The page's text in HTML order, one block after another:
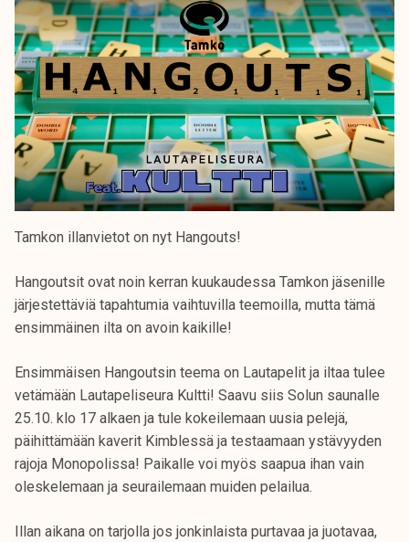
Tamkon illanvietot on nyt Hangouts!
Hangoutsit ovat noin kerran kuukaudessa Tamkon jäsenille
järjestettäviä tapahtumia vaihtuvilla teemoilla, mutta tämä
ensimmäinen ilta on avoin kaikille!
Ensimmäisen Hangoutsin teema on Lautapelit ja iltaa tulee
vetämään Lautapeliseura Kultti! Saavu siis Solun saunalle
25.10. klo 17 alkaen ja tule kokeilemaan uusia pelejä,
päihittämään kaverit Kimblessä ja testaamaan ystävyyden
rajoja Monopolissa! Paikalle voi myös saapua ihan vain
oleskelemaan ja seurailemaan muiden pelailua.
Illan aikana on tarjolla jos jonkinlaista purtavaa ja juotavaa,